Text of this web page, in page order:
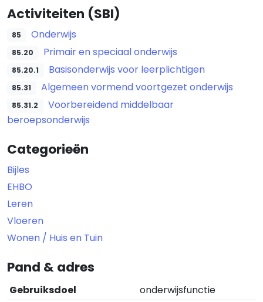
Activiteiten (SBI)
85 Onderwijs
85.20 Primair en speciaal onderwijs
85.20.1 Basisonderwijs voor leerplichtigen
85.31 Algemeen vormend voortgezet onderwijs
85.31.2
Voorbereidend middelbaar
beroepsonderwijs
Categorieën
Bijles
EHBO
Leren
Vloeren
Wonen / Huis en Tuin
Pand & adres
Gebruiksdoel
onderwijsfunctie